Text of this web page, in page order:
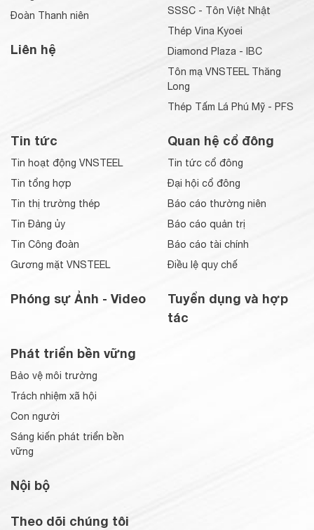
Đoàn Thanh niên
Liên hệ
SSSC - Tôn Việt Nhật
Thép Vina Kyoei
Diamond Plaza - IBC
Tôn mạ VNSTEEL Thăng
Long
Thép Tấm Lá Phú Mỹ - PFS
Tin tức
Tin hoạt động VNSTEEL
Tin tổng hợp
Tin thị trường thép
Tin Đảng ủy
Tin Công đoàn
Gương mặt VNSTEEL
Phóng sự Ảnh - Video
Quan hệ cổ đông
Tin tức cổ đông
Đại hội cổ đông
Báo cáo thường niên
Báo cáo quản trị
Báo cáo tài chính
Điều lệ quy chế
Tuyển dụng và hợp
tác
Phát triển bền vững
Bảo vệ môi trường
Trách nhiệm xã hội
Con người
Sáng kiến phát triển bền
vững
Nội bộ
Theo dõi chúng tôi